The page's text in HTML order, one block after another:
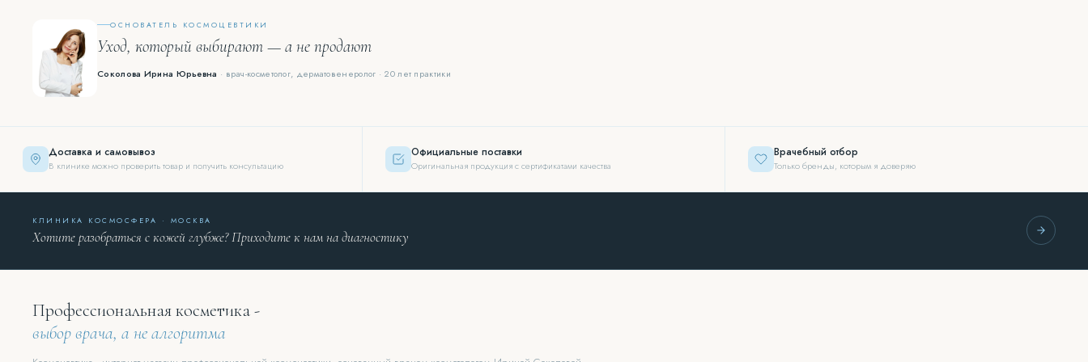
ОСНОВАТЕЛЬ КОСМОЦЕВТИКИ
Уход, который выбирают — а не продают
Соколова Ирина Юрьевна · врач-косметолог, дерматовенеролог · 20 лет практики
Доставка и самовывоз
В клинике можно проверить товар и получить консультацию
Официальные поставки
Оригинальная продукция с сертификатами качества
Врачебный отбор
Только бренды, которым я доверяю
КЛИНИКА КОСМОСФЕРА · МОСКВА
Хотите разобраться с кожей глубже? Приходите к нам на диагностику
Профессиональная косметика -
выбор врача, а не алгоритма